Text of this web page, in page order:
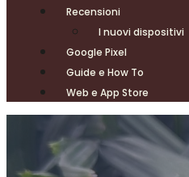
Recensioni
I nuovi dispositivi
Google Pixel
Guide e How To
Web e App Store